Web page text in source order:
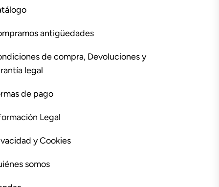
antigüedades
de compra, Devoluciones y
legal
de pago
Legal
y Cookies
somos